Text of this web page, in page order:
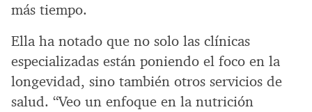
más tiempo.
Ella ha notado que no solo las clínicas
especializadas están poniendo el foco en la
longevidad, sino también otros servicios de
salud. “Veo un enfoque en la nutrición